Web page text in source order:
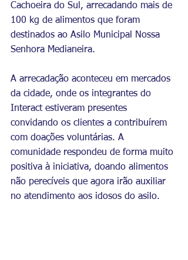
Cachoeira do Sul, arrecadando mais de
100 kg de alimentos que foram
destinados ao Asilo Municipal Nossa
Senhora Medianeira.
A arrecadação aconteceu em mercados
da cidade, onde os integrantes do
Interact estiveram presentes
convidando os clientes a contribuírem
com doações voluntárias. A
comunidade respondeu de forma muito
positiva à iniciativa, doando alimentos
não perecíveis que agora irão auxiliar
no atendimento aos idosos do asilo.